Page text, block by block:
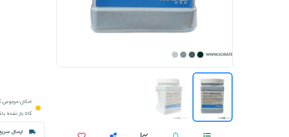
امکان مرجوعی
کالا باز نشده
ارسال